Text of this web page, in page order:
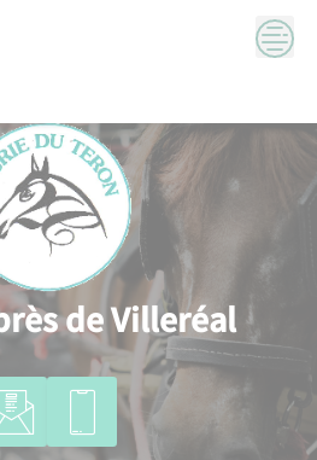
de Villeréal